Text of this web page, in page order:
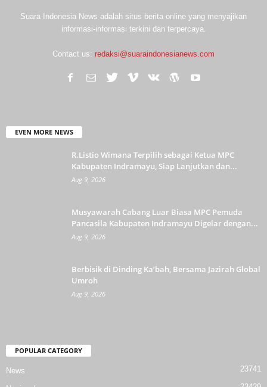
Suara Indonesia News adalah situs berita online yang menyajikan
informasi-informasi terkini dan terpercaya.
Contact us: redaksi@suaraindonesianews.com
EVEN MORE NEWS
R.Listio Wimana Terpilih sebagai Ketua MPC
Kabupaten Indramayu, Siap Lanjutkan dan...
Aug 9, 2026
Musyawarah Cabang Luar Biasa MPC Pemuda
Pancasila Kabupaten Indramayu Digelar dengan...
Aug 9, 2026
Berbisik di Dinding Ka’bah, Bersama Jazirah Global
Umroh
Aug 9, 2026
POPULAR CATEGORY
News 23741